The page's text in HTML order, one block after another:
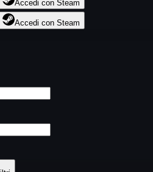
Accedi con Steam
Accedi con Steam